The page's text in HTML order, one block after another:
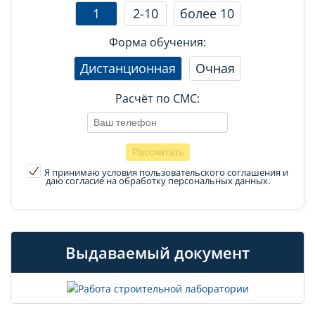
1 2-10 более 10
Форма обучения:
Дистанционная Очная
Расчёт по СМС:
Я принимаю условия пользовательского соглашения и
даю согласие на обработку персональных данных.
Выдаваемый документ